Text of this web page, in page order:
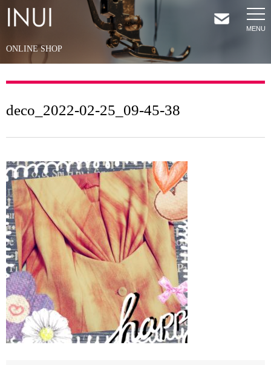
HOME
SERVICES
SHOP
CONTACT
RECRUIT
BLOG
ONLINE SHOP
deco_2022-02-25_09-45-38